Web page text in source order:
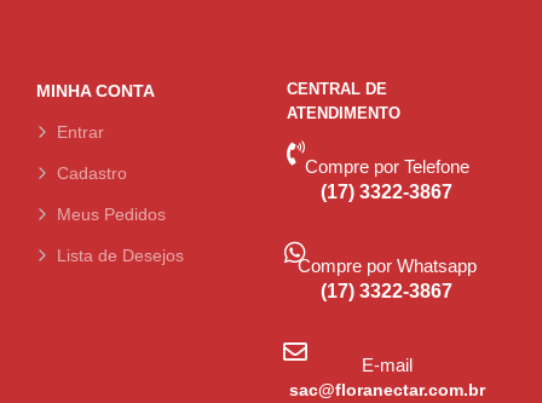
MINHA CONTA
Entrar
Cadastro
Meus Pedidos
Lista de Desejos
CENTRAL DE
ATENDIMENTO
Compre por Telefone
(17) 3322-3867
Compre por Whatsapp
(17) 3322-3867
E-mail
sac@floranectar.com.br